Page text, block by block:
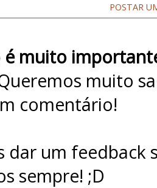
POSTAR
é muito
muito
comentário!
dar um
sempre! ;D